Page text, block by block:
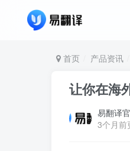
首页 产品资讯
让你在海
易翻译
3个月前